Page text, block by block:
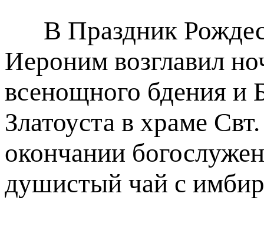
В Праздник
Иероним возглавил
всенощного бдения
Златоуста в храме
окончании
душистый чай с